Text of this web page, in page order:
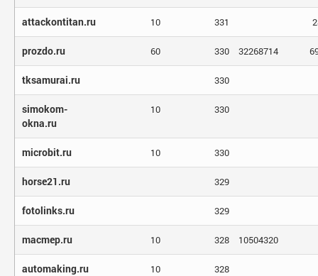
attackontitan.ru 10 331
prozdo.ru 60 330 32268714
tksamurai.ru 330
simokom-
okna.ru
10 330
microbit.ru 10 330
horse21.ru 329
fotolinks.ru 329
macmep.ru 10 328 10504320
automaking.ru 10 328